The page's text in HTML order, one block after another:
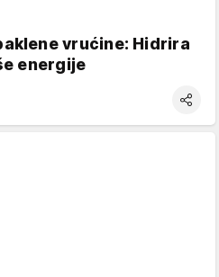
vrućine: Hidrira
energije